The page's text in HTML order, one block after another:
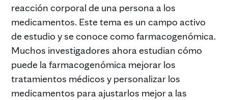
reacción corporal de una persona a los
medicamentos. Este tema es un campo activo
de estudio y se conoce como farmacogenómica.
Muchos investigadores ahora estudian cómo
puede la farmacogenómica mejorar los
tratamientos médicos y personalizar los
medicamentos para ajustarlos mejor a las